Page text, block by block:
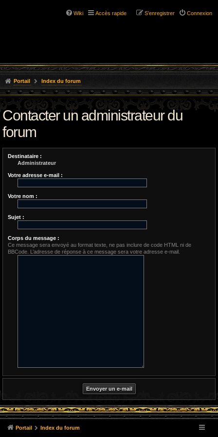
Wiki Accès rapide Connexion
S’enregistrer
Portail Index du forum
Contacter un administrateur du
forum
Destinataire :
Administrateur
Votre adresse e-mail :
Votre nom :
Sujet :
Corps du message :
Ce message sera envoyé au format texte, ne pas inclure de code HTML ni de
BBCode. L’adresse de réponse à ce message sera votre adresse e-mail.
Portail Index du forum